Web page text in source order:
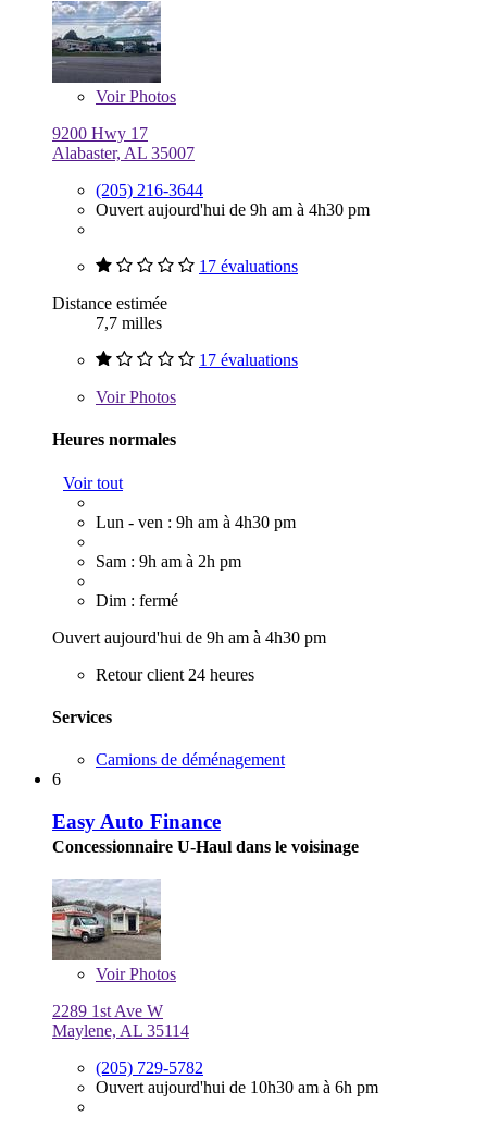
VoirPhotos
9200 Hwy 17
Alabaster, AL 35007
(205) 216-3644
Ouvert aujourd'hui de 9h am à 4h30 pm
17 évaluations
Distance estimée
7,7 milles
17 évaluations
VoirPhotos
Heures normales
Voir tout
Lun - ven : 9h am à 4h30 pm
Sam : 9h am à 2h pm
Dim : fermé
Ouvert aujourd'hui de 9h am à 4h30 pm
Retour client 24 heures
Services
Camions de déménagement
6
Easy Auto Finance
Concessionnaire U-Haul dans le voisinage
VoirPhotos
2289 1st Ave W
Maylene, AL 35114
(205) 729-5782
Ouvert aujourd'hui de 10h30 am à 6h pm